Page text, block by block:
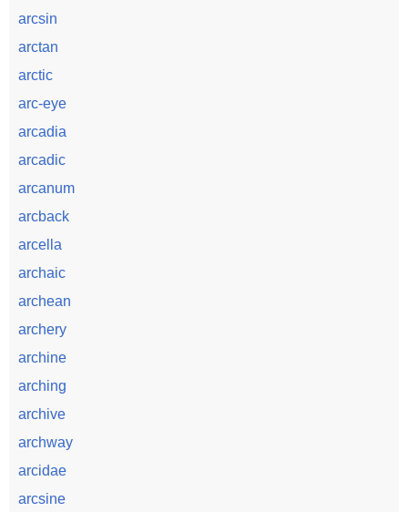
arcsin
arctan
arctic
arc-eye
arcadia
arcadic
arcanum
arcback
arcella
archaic
archean
archery
archine
arching
archive
archway
arcidae
arcsine